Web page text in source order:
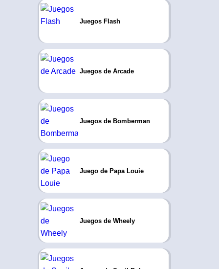
Juegos Flash
Juegos de Arcade
Juegos de Bomberman
Juego de Papa Louie
Juegos de Wheely